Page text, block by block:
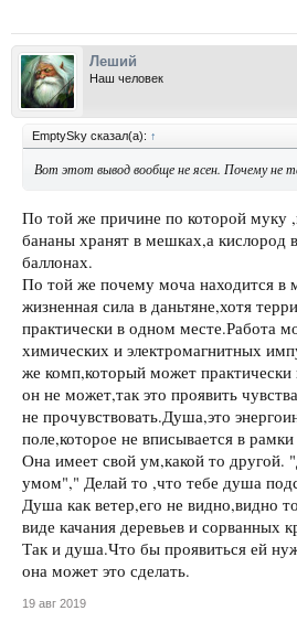
Леший
Наш человек
EmptySky сказал(а): ↑
Вот этот вывод вообще не ясен. Почему не
По той же причине по которой муку
бананы хранят в мешках,а кислород
баллонах.
По той же почему моча находится в
жизненная сила в даньтяне,хотя
практически в одном месте.Работа
химических и электромагнитных
же комп,который может практически
он не может,так это проявить
не прочувствовать.Душа,это
поле,которое не вписывается в рамки
Она имеет свой ум,какой то
умом"," Делай то ,что тебе душа
Душа как ветер,его не видно,видно
виде качания деревьев и сорванных
Так и душа.Что бы проявиться ей
она может это сделать.
19 авг 2019